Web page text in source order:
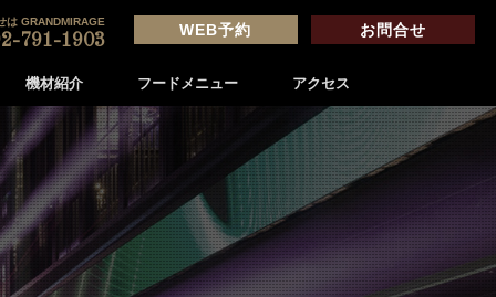
機材紹介 フードメニュー アクセス
は GRANDMIRAGE
791-1903
WEB予約 お問合せ